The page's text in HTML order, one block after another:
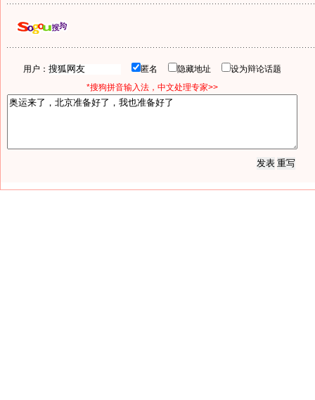
用户： 匿名 隐藏地址
设为辩论话题
*搜狗拼音输入法，中文处理专家>>